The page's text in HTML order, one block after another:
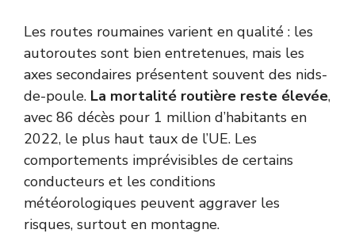
Les routes roumaines varient en qualité : les
autoroutes sont bien entretenues, mais les
axes secondaires présentent souvent des nids-
de-poule. La mortalité routière reste élevée,
avec 86 décès pour 1 million d’habitants en
2022, le plus haut taux de l’UE. Les
comportements imprévisibles de certains
conducteurs et les conditions
météorologiques peuvent aggraver les
risques, surtout en montagne.